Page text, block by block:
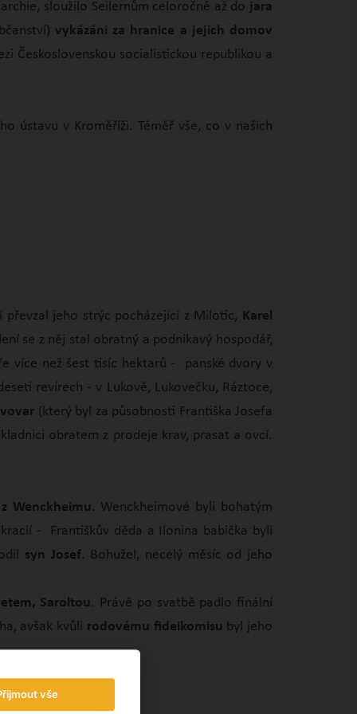
sloužilo Seilernům celoročně až do jara
vykázáni za hranice a jejich domov
Československou socialistickou republikou a
ústavu v Kroměříži. Téměř vše, co v našich
jeho strýc pocházející z Milotic, Karel
se z něj stal obratný a podnikavý hospodář,
více než šest tisíc hektarů - panské dvory v
revírech - v Lukově, Lukovečku, Ráztoce,
(který byl za působnosti Františka Josefa
obratem z prodeje krav, prasat a ovcí.
Wenckheimu . Wenckheimové byli bohatým
- Františkův děda a Ilonina babička byli
syn Josef. Bohužel, necelý měsíc od jeho
Saroltou . Právě po svatbě padlo finální
avšak kvůli rodovému fideikomisu byl jeho
vše